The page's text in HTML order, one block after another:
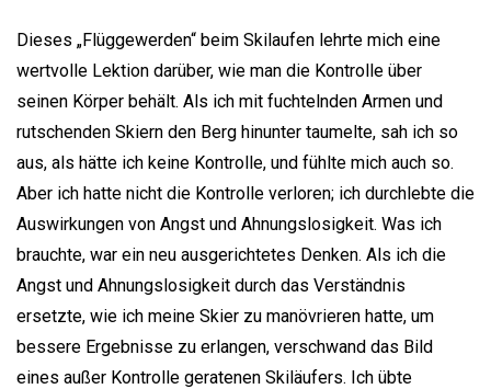
Dieses „Flüggewerden“ beim Skilaufen lehrte mich eine
wertvolle Lektion darüber, wie man die Kontrolle über
seinen Körper behält. Als ich mit fuchtelnden Armen und
rutschenden Skiern den Berg hinunter taumelte, sah ich so
aus, als hätte ich keine Kontrolle, und fühlte mich auch so.
Aber ich hatte nicht die Kontrolle verloren; ich durchlebte die
Auswirkungen von Angst und Ahnungslosigkeit. Was ich
brauchte, war ein neu ausgerichtetes Denken. Als ich die
Angst und Ahnungslosigkeit durch das Verständnis
ersetzte, wie ich meine Skier zu manövrieren hatte, um
bessere Ergebnisse zu erlangen, verschwand das Bild
eines außer Kontrolle geratenen Skiläufers. Ich übte